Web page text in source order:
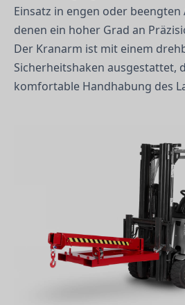
Einsatz in engen oder
denen ein hoher Grad an
Der Kranarm ist mit einem
Sicherheitshaken ausgestattet,
komfortable Handhabung des